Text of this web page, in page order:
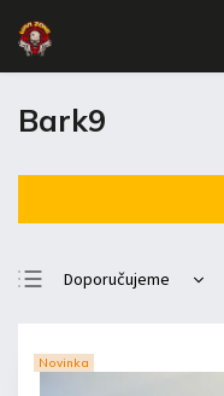
Bark9
Doporučujeme
Nejdražší
Novinka